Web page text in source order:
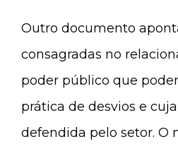
Outro documento
consagradas no
poder público que
prática de desvios e
defendida pelo setor. O